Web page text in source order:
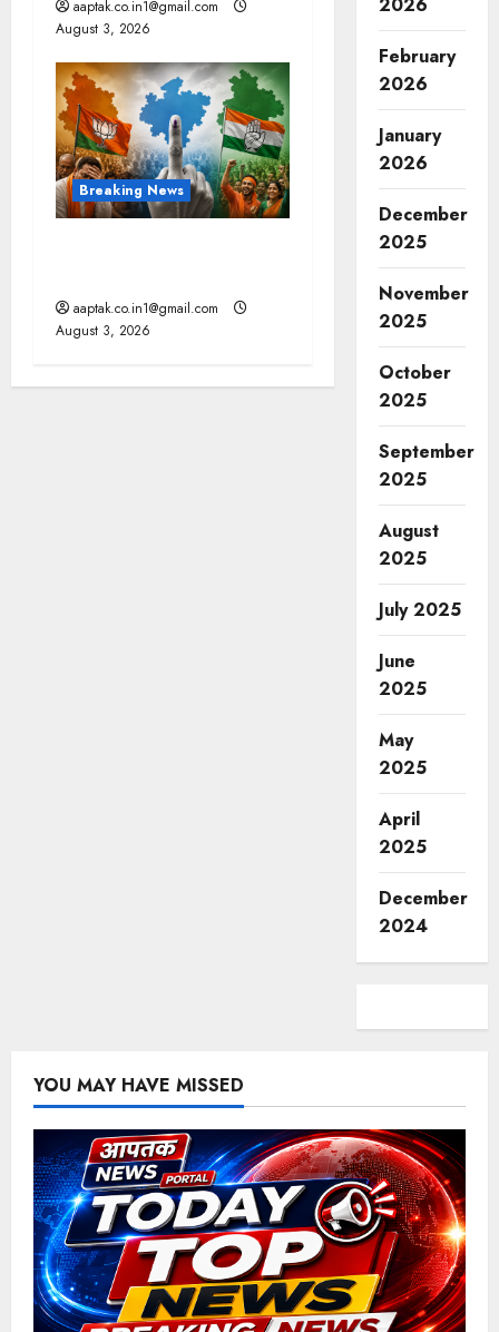
aaptak.co.in1@gmail.com
August 3, 2026
Breaking News
aaptak.co.in1@gmail.com
August 3, 2026
February
2026
January
2026
December
2025
November
2025
October
2025
September
2025
August
2025
July 2025
June
2025
May
2025
April
2025
December
2024
YOU MAY HAVE MISSED